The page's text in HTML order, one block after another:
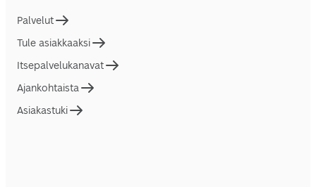
Palvelut
Tule asiakkaaksi
Itsepalvelukanavat
Ajankohtaista
Asiakastuki